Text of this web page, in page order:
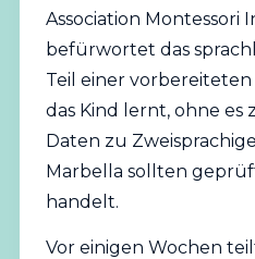
Association Montessori
befürwortet das
Teil einer
das Kind lernt, ohne es
Daten zu
Marbella sollten
handelt.
Vor einigen Wochen